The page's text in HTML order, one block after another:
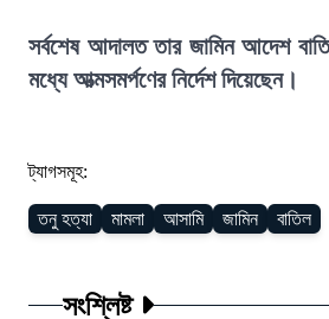
সর্বশেষ আদালত তার জামিন আদেশ
মধ্যে আত্মসমর্পণের নির্দেশ দিয়েছেন।
ট্যাগসমূহ:
তনু হত্যা মামলা আসামি জামিন বাতিল
সংশ্লিষ্ট